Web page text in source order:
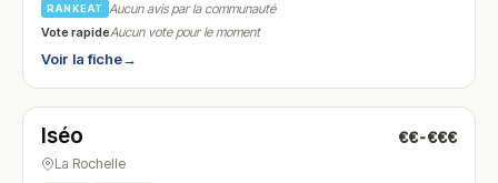
RANKEAT
Aucun avis par la communauté
Vote rapideAucun vote pour le moment
Voir la fiche→
N° 19
Iséo €€-€€€
La Rochelle